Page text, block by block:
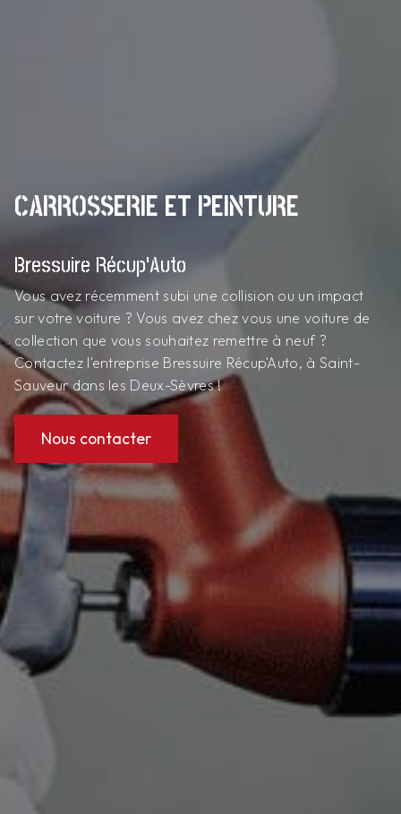
CARROSSERIE ET PEINTURE
Bressuire Récup'Auto
Vous avez récemment subi une collision ou un impact
sur votre voiture ? Vous avez chez vous une voiture de
collection que vous souhaitez remettre à neuf ?
Contactez l'entreprise Bressuire Récup'Auto, à Saint-
Sauveur dans les Deux-Sèvres !
Nous contacter